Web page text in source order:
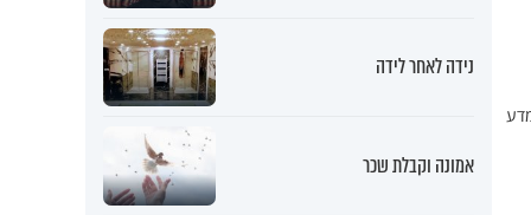
נידה לאחר לידה
אמונה וקבלת שכר